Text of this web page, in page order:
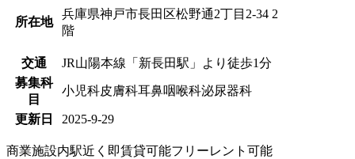
所在地
兵庫県神戸市長田区松野通2丁目2-34 2
階
交通
JR山陽本線「新長田駅」より徒歩1分
募集科
目
小児科皮膚科耳鼻咽喉科泌尿器科
更新日 2025-9-29
商業施設内駅近く 即賃貸可能フリーレント可能